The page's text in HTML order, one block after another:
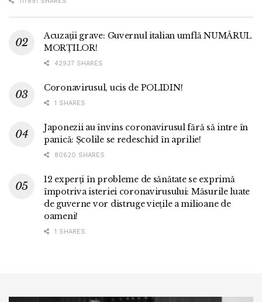
Acuzații grave: Guvernul italian umflă NUMĂRUL
MORȚILOR!
42937 SHARES
Coronavirusul, ucis de POLIDIN!
1 SHARES
Japonezii au învins coronavirusul fără să intre în
panică: Școlile se redeschid în aprilie!
80620 SHARES
12 experți în probleme de sănătate se exprimă
împotriva isteriei coronavirusului: Măsurile luate
de guverne vor distruge viețile a milioane de
oameni!
1 SHARES